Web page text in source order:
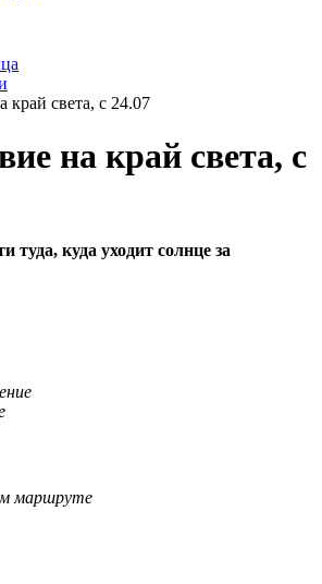
край света, с 24.07
на край света, с
туда, куда уходит солнце за
маршруте